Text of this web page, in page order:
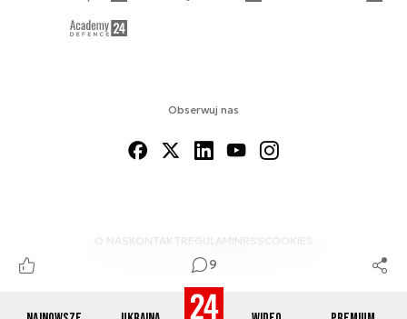
9
Obserwuj nas
O NAS KONTAKTREGULAMINRSS COOKIES